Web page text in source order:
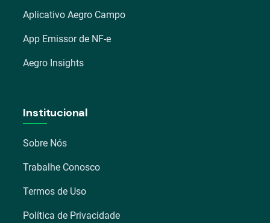
Aplicativo Aegro Campo
App Emissor de NF-e
Aegro Insights
Institucional
Sobre Nós
Trabalhe Conosco
Termos de Uso
Política de Privacidade